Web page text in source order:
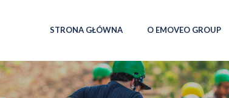
STRONA GŁÓWNA O EMOVEO GROUP